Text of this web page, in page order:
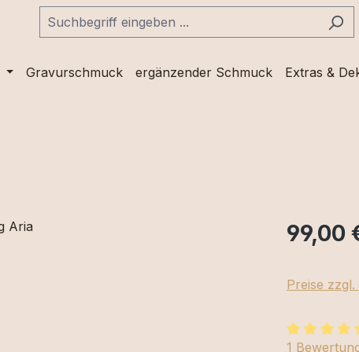
Gravurschmuck ergänzender Schmuck Extras &
99,00
Preise
1